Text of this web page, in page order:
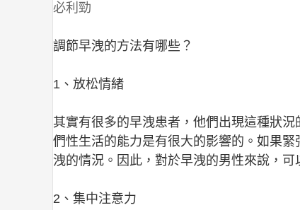
必利勁
調節早洩的方法有哪些？
1、放松情緒
其實有很多的早洩患者，他們出現這種狀
們性生活的能力是有很大的影響的。如果
洩的情況。因此，對於早洩的男性來說，
2、集中注意力